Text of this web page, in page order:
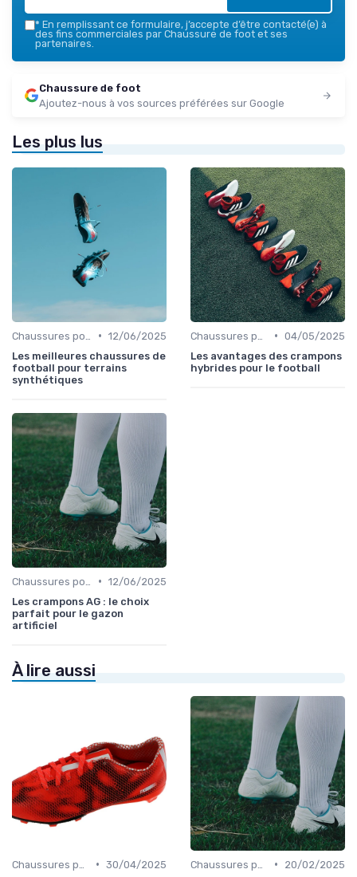
* En remplissant ce formulaire, j’accepte d’être contacté(e) à
des fins commerciales par Chaussure de foot et ses
partenaires.
Chaussure de foot
Ajoutez-nous à vos sources préférées sur Google
Les plus lus
• 12/06/2025
Les meilleures chaussures de
football pour terrains
synthétiques
• 04/05/2025
Les avantages des crampons
hybrides pour le football
• 12/06/2025
Les crampons AG : le choix
parfait pour le gazon
artificiel
À lire aussi
• 30/04/2025
•
20/02/2025